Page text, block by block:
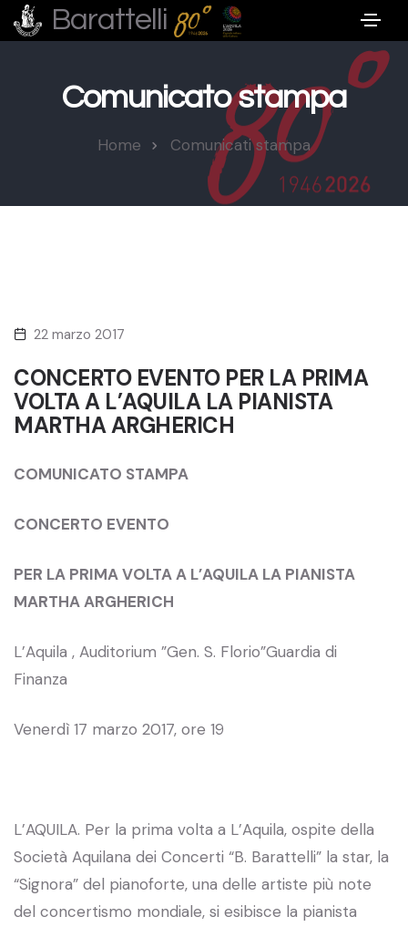
Barattelli
Comunicato stampa
Home Comunicati stampa
22 marzo 2017
CONCERTO EVENTO PER LA PRIMA
VOLTA A L’AQUILA LA PIANISTA
MARTHA ARGHERICH
COMUNICATO STAMPA
CONCERTO EVENTO
PER LA PRIMA VOLTA A L’AQUILA LA PIANISTA
MARTHA ARGHERICH
L’Aquila , Auditorium ”Gen. S. Florio”Guardia di
Finanza
Venerdì 17 marzo 2017, ore 19
L’AQUILA. Per la prima volta a L’Aquila, ospite della
Società Aquilana dei Concerti “B. Barattelli” la star, la
“Signora” del pianoforte, una delle artiste più note
del concertismo mondiale, si esibisce la pianista